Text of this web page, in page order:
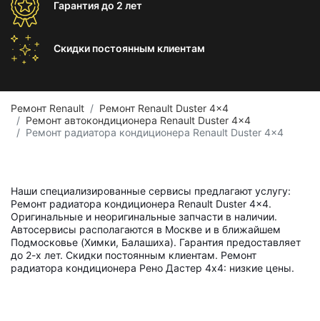
Гарантиядо 2 лет
Скидки постоянным клиентам
Ремонт Renault
Ремонт Renault Duster 4x4
Ремонт автокондиционера Renault Duster 4x4
Ремонт радиатора кондиционера Renault Duster 4x4
Наши специализированные сервисы предлагают услугу:
Ремонт радиатора кондиционера Renault Duster 4x4.
Оригинальные и неоригинальные запчасти в наличии.
Автосервисы располагаются в Москве и в ближайшем
Подмосковье (Химки, Балашиха). Гарантия предоставляет
до 2-х лет. Скидки постоянным клиентам. Ремонт
радиатора кондиционера Рено Дастер 4х4: низкие цены.